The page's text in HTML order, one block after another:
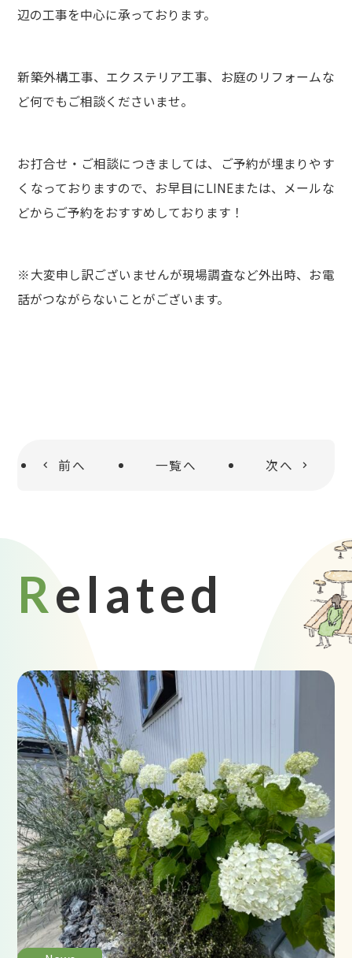
辺の工事を中心に承っております。
新築外構工事、エクステリア工事、お庭のリフォームな
ど何でもご相談くださいませ。
お打合せ・ご相談につきましては、ご予約が埋まりやす
くなっておりますので、お早目にLINEまたは、メールな
どからご予約をおすすめしております！
※大変申し訳ございませんが現場調査など外出時、お電
話がつながらないことがございます。
前へ 一覧へ 次へ
Related